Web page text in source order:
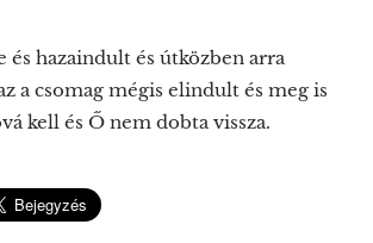
hazaindult és útközben arra
a csomag mégis elindult és meg is
kell és Ő nem dobta vissza.